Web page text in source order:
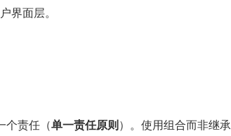
界面层。
个责任（单一责任原则）。使用组合而非继